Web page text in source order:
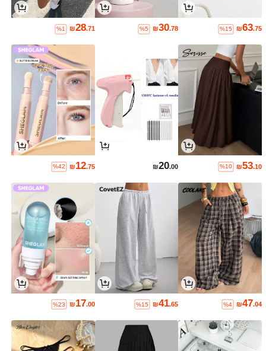
₪63.75
%15
₪30.78
%5
₪28.71
%1
₪53.10
%10
₪20.00
₪12.75
%42
₪47.04
%4
₪41.65
%15
₪17.00
%23